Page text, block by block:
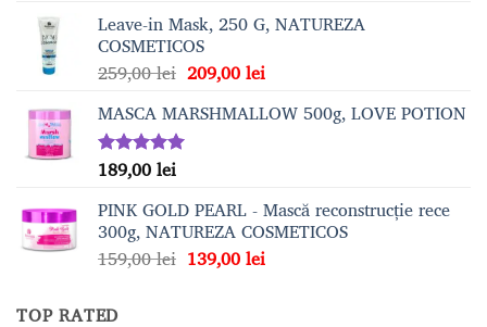
a
fost:
209,00 lei.
este:
Leave-in Mask, 250 G, NATUREZA
COSMETICOS
259,00lei Prețul
a
209,00leiPrețul
este:
MASCA MARSHMALLOW 500g, LOVE POTION
Evaluat la
5.00din 5
189,00lei
PINK GOLD PEARL - Mască reconstrucție rece
300g, NATUREZA COSMETICOS
159,00lei Prețul
139,00leiPrețul
TOP RATED